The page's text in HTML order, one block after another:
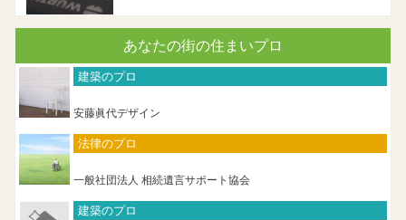
あなたの街の住まいプロ
建築のプロ
安藤眞代デザイン
法律のプロ
一般社団法人 相続遺言サポート協会
建築のプロ